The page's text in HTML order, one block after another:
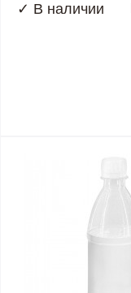
✓ В наличии